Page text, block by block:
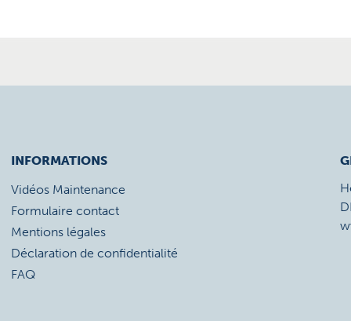
INFORMATIONS
Vidéos Maintenance
Formulaire contact
Mentions légales
Déclaration de confidentialité
FAQ